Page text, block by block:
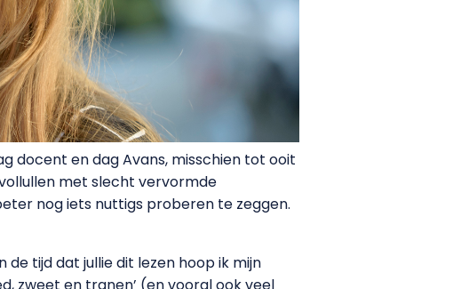
docent en dag Avans, misschien tot ooit
met slecht vervormde
nog iets nuttigs proberen te zeggen.
tijd dat jullie dit lezen hoop ik mijn
zweet en tranen’ (en vooral ook veel